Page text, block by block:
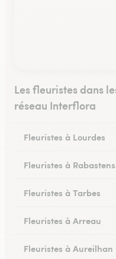
Les fleuristes dans
réseau Interflora
Fleuristes à Lourdes
Fleuristes à
Fleuristes à Tarbes
Fleuristes à Arreau
Fleuristes à Aureilhan